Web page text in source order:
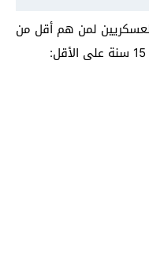
لمن هم أقل من